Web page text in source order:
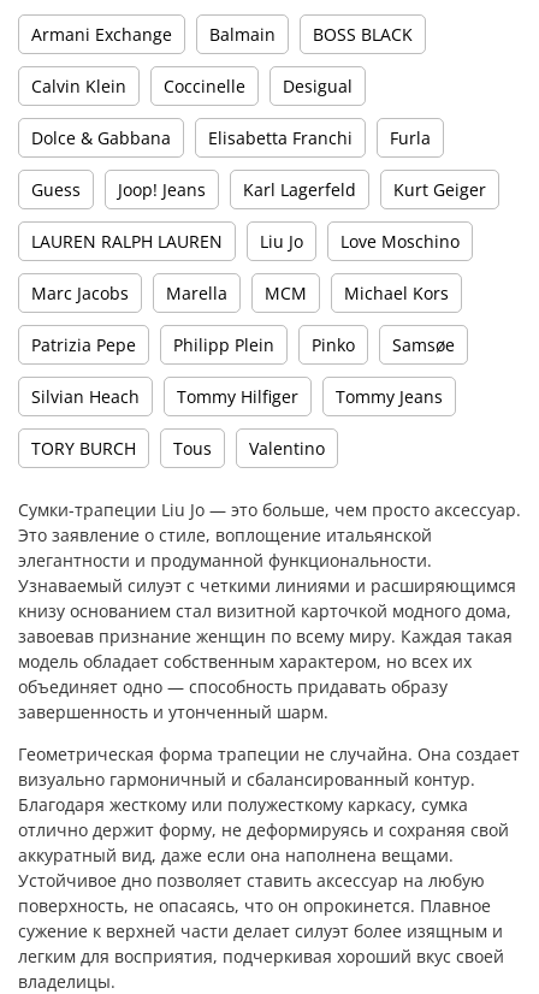
Armani Exchange Balmain BOSS BLACK
Calvin Klein Coccinelle Desigual
Dolce & Gabbana Elisabetta Franchi Furla
Guess Joop! Jeans Karl Lagerfeld Kurt Geiger
LAUREN RALPH LAUREN Liu Jo Love Moschino
Marc Jacobs Marella MCM Michael Kors
Patrizia Pepe Philipp Plein Pinko Samsøe
Silvian Heach Tommy Hilfiger Tommy Jeans
TORY BURCH Tous Valentino
Сумки-трапеции Liu Jo — это больше, чем просто аксессуар.
Это заявление о стиле, воплощение итальянской
элегантности и продуманной функциональности.
Узнаваемый силуэт с четкими линиями и расширяющимся
книзу основанием стал визитной карточкой модного дома,
завоевав признание женщин по всему миру. Каждая такая
модель обладает собственным характером, но всех их
объединяет одно — способность придавать образу
завершенность и утонченный шарм.
Геометрическая форма трапеции не случайна. Она создает
визуально гармоничный и сбалансированный контур.
Благодаря жесткому или полужесткому каркасу, сумка
отлично держит форму, не деформируясь и сохраняя свой
аккуратный вид, даже если она наполнена вещами.
Устойчивое дно позволяет ставить аксессуар на любую
поверхность, не опасаясь, что он опрокинется. Плавное
сужение к верхней части делает силуэт более изящным и
легким для восприятия, подчеркивая хороший вкус своей
владелицы.